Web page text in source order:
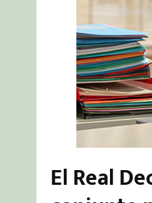
El Real